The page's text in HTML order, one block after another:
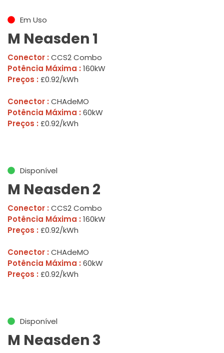
Em Uso
M Neasden 1
Conector : CCS2 Combo
Potência Máxima : 160kW
Preços : £0.92/kWh
Conector : CHAdeMO
Potência Máxima : 60kW
Preços : £0.92/kWh
Disponível
M Neasden 2
Conector : CCS2 Combo
Potência Máxima : 160kW
Preços : £0.92/kWh
Conector : CHAdeMO
Potência Máxima : 60kW
Preços : £0.92/kWh
Disponível
M Neasden 3